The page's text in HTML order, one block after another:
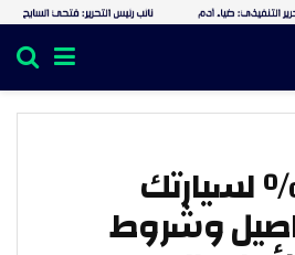
100% لسيارتك
وشروط